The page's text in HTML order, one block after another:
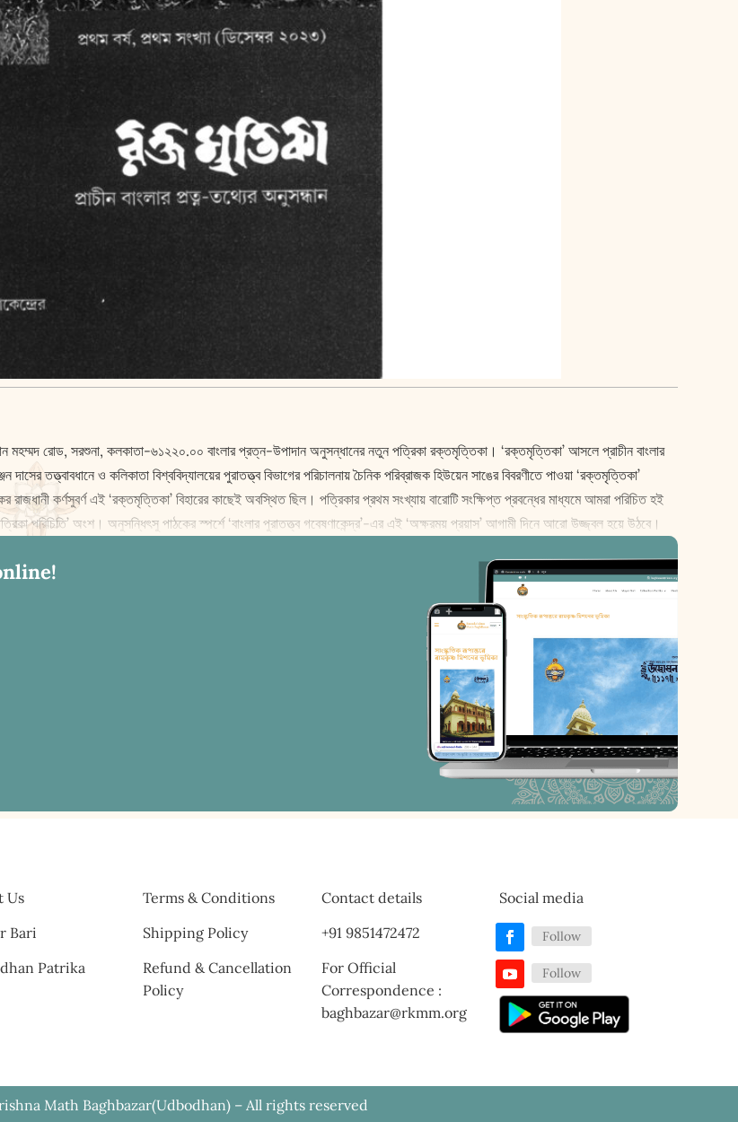
মহম্মদ রোড, সরশুনা, কলকাতা-৬১২২০.০০ বাংলার প্রত্ন-উপাদান অনুসন্ধানের নতুন পত্রিকা রক্তমৃত্তিকা। ‘রক্তমৃত্তিকা’ আসলে প্রাচীন বাংলার
তত্ত্বাবধানে ও কলিকাতা বিশ্ববিদ্যালয়ের পুরাতত্ত্ব বিভাগের পরিচালনায় চৈনিক পরিব্রাজক হিউয়েন সাঙের বিবরণীতে পাওয়া ‘রক্তমৃত্তিকা’
রাজধানী কর্ণসুবর্ণ এই ‘রক্তমৃত্তিকা’ বিহারের কাছেই অবস্থিত ছিল। পত্রিকার প্রথম সংখ্যায় বারোটি সংক্ষিপ্ত প্রবন্ধের মাধ্যমে আমরা পরিচিত হই
পরিচিতি’ অংশ। অনুসন্ধিৎসু পাঠকের স্পর্শে ‘বাংলার পুরাতত্ত্ব গবেষণাকেন্দ্র’-এর এই ‘অক্ষরময় প্রয়াস’ আগামী দিনে আরো উজ্জ্বল হয়ে উঠবে।
Us
Bari
Patrika
Terms & Conditions
Shipping Policy
Refund & Cancellation
Policy
Contact details
+91 9851472472
For Official
Correspondence :
baghbazar@rkmm.org
Social media
Follow
Follow
Math Baghbazar(Udbodhan) – All rights reserved